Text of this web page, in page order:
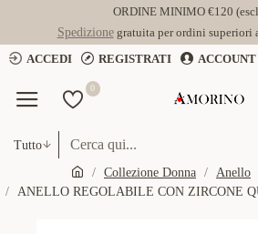
ORDINE MINIMO €120
Spedizionegratuita per ordini superiori
ACCEDI
REGISTRATI ACCOUNT
0
Tutto
Collezione Donna Anello
ANELLO REGOLABILE CON ZIRCONE